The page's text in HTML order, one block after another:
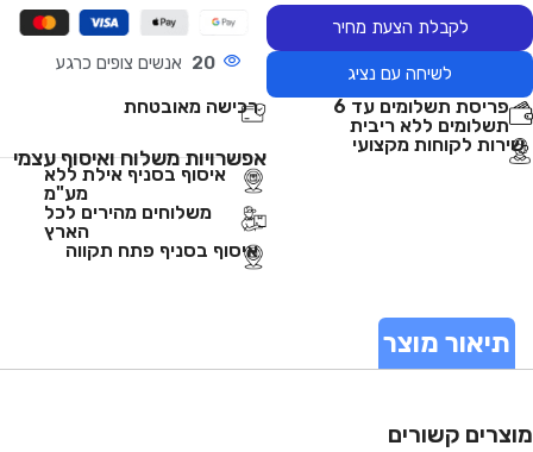
לקבלת הצעת מחיר
לשיחה עם נציג 20 אנשים צופים כרגע
פריסת תשלומים עד 6
תשלומים ללא ריבית
רכישה מאובטחת
שירות לקוחות מקצועי
אפשרויות משלוח ואיסוף עצמי
איסוף בסניף אילת ללא
מע"מ
משלוחים מהירים לכל
הארץ
איסוף בסניף פתח תקווה
תיאור מוצר
מוצרים קשורים